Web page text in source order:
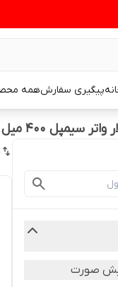
پیگیری سفارشهمه
سیمپل ۴۰۰ میل
صورت